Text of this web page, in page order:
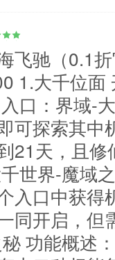
飞驰（0.1
1.大千位面
口：界域-
可探索其
21天，且
世界-魔域
入口中获得
同开启，但
功能概述